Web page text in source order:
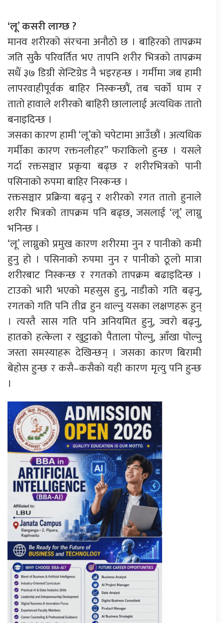
‘लू’ कसरी लाग्छ ?
मानव शरीरको संरचना अनौठो छ । बाहिरको तापक्रम
जति सुकै परिवर्तित भए तापनि शरीर भित्रको तापक्रम
सधैं ३७ डिग्री सेन्टिग्रेड नै भइरहन्छ । गर्मीमा जब हामी
लापरवाहीपूर्वक बाहिर निस्कन्छौं, तब चर्को घाम र
तातो हावाले शरीरको बाहिरी छालालाई अत्यधिक तातो
बनाइदिन्छ ।
जसका कारण हामी ‘लू’को चपेटामा आउँछौं । अत्यधिक
गर्मीका कारण रक्तनलीहर” फराकिलो हुन्छ । यसले
गर्दा रक्तसञ्चार प्रकृया बढ्छ र शरीरभित्रको पानी
पसिनाको रुपमा बाहिर निस्कन्छ ।
रक्तसञ्चार प्रक्रिया बढ्नु र शरीरको रगत तातो हुनाले
शरीर भित्रको तापक्रम पनि बढ्छ, जसलाई ‘लू’ लाग्नु
भनिन्छ ।
‘लू’ लाग्नुको प्रमुख कारण शरीरमा नुन र पानीको कमी
हुनु हो । पसिनाको रुपमा नुन र पानीको ठूलो मात्रा
शरीरबाट निस्कन्छ र रगतको तापक्रम बढाइदिन्छ ।
टाउको भारी भएको महसुस हुनु, नाडीको गति बढ्नु,
रगतको गति पनि तीव्र हुन थाल्नु यसका लक्षणहरू हुन्
। त्यस्तै सास गति पनि अनियमित हुनु, ज्वरो बढ्नु,
हातको हत्केला र खुट्टाको पैताला पोल्नु, आँखा पोल्नु
जस्ता समस्याहरू देखिन्छन् । जसका कारण बिरामी
बेहोस हुन्छ र कसै–कसैको यही कारण मृत्यु पनि हुन्छ
।